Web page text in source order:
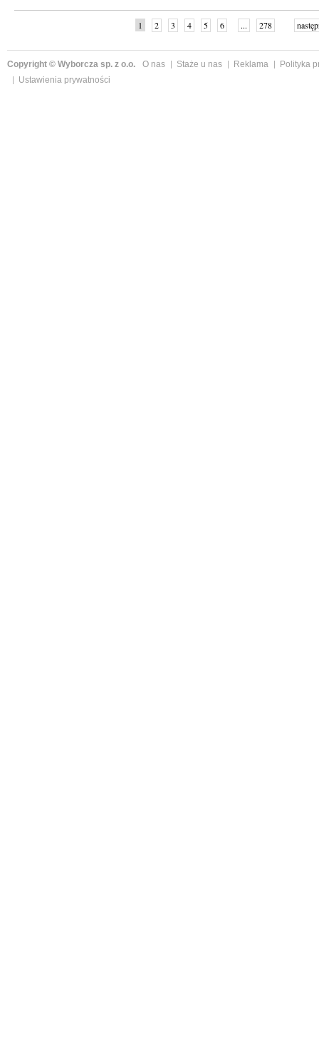
1 2 3 4 5 6 ... 278
Copyright © Wyborcza sp. z o.o. O nas Staże u nas Reklama
Polityka
Ustawienia prywatności